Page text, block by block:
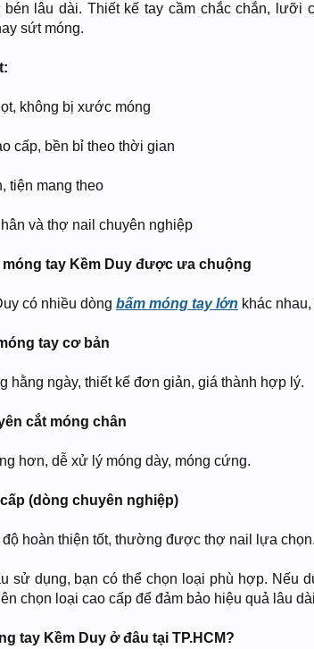
lâu dài. Thiết kế tay cầm chắc chắn, lưỡi
sứt móng.
không bị xước móng
cấp, bền bỉ theo thời gian
tiện mang theo
và thợ nail chuyên nghiệp
móng tay Kềm Duy được ưa chuộng
có nhiều dòng bấm móng tay lớn khác
tay cơ bản
hằng ngày, thiết kế đơn giản, giá thành hợp lý.
cắt móng chân
hơn, dễ xử lý móng dày, móng cứng.
(dòng chuyên nghiệp)
hoàn thiện tốt, thường được thợ nail lựa chọn.
sử dụng, bạn có thể chọn loại phù hợp. Nếu
chọn loại cao cấp để đảm bảo hiệu quả lâu
tay Kềm Duy ở đâu tại TP.HCM?